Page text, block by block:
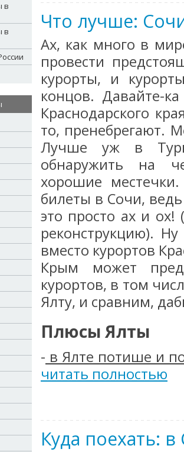
в
в
Что лучше:
Ах, как много в
провести
курорты, и
концов. Давайте-
Краснодарского
то, пренебрегают.
Лучше уж в
обнаружить на
хорошие
билеты в Сочи,
это просто ах и
реконструкцию).
вместо курортов
Крым может
курортов, в том
Ялту, и сравним,
Плюсы Ялты
- в Ялте потише и
читать полностью
Куда поехать: